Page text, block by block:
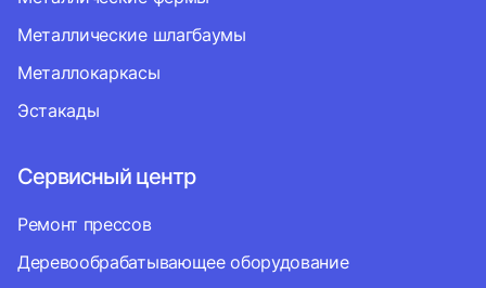
Металлические шлагбаумы
Металлокаркасы
Эстакады
Сервисный центр
Ремонт прессов
Деревообрабатывающее оборудование